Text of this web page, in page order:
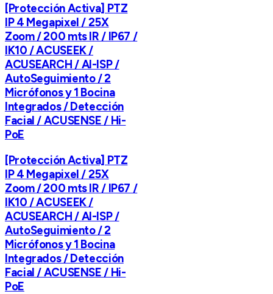
[Protección Activa] PTZ
IP 4 Megapixel / 25X
Zoom / 200 mts IR / IP67 /
IK10 / ACUSEEK /
ACUSEARCH / AI-ISP /
AutoSeguimiento / 2
Micrófonos y 1 Bocina
Integrados / Detección
Facial / ACUSENSE / Hi-
PoE
[Protección Activa] PTZ
IP 4 Megapixel / 25X
Zoom / 200 mts IR / IP67 /
IK10 / ACUSEEK /
ACUSEARCH / AI-ISP /
AutoSeguimiento / 2
Micrófonos y 1 Bocina
Integrados / Detección
Facial / ACUSENSE / Hi-
PoE